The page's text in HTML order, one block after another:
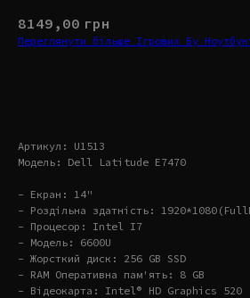
8149,00 грн
Переглянути більше Ігрових Бу
Артикул: U1513
Модель: Dell Latitude E7470
- Екран: 14"
- Роздільна здатність:
- Процесор: Intel I7
- Модель: 6600U
- Жорсткий диск: 256 GB SSD
- RAM Оперативна пам'ять: 8 GB
- Відеокарта: Intel® HD Graphics 520